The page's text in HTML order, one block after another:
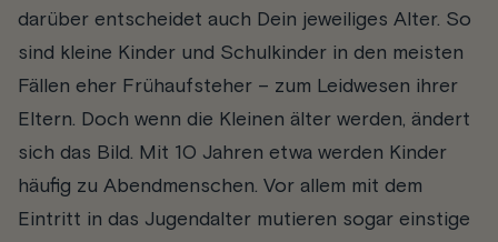
darüber entscheidet auch Dein jeweiliges Alter. So
sind kleine Kinder und Schulkinder in den meisten
Fällen eher Frühaufsteher – zum Leidwesen ihrer
Eltern. Doch wenn die Kleinen älter werden, ändert
sich das Bild. Mit 10 Jahren etwa werden Kinder
häufig zu Abendmenschen. Vor allem mit dem
Eintritt in das Jugendalter mutieren sogar einstige